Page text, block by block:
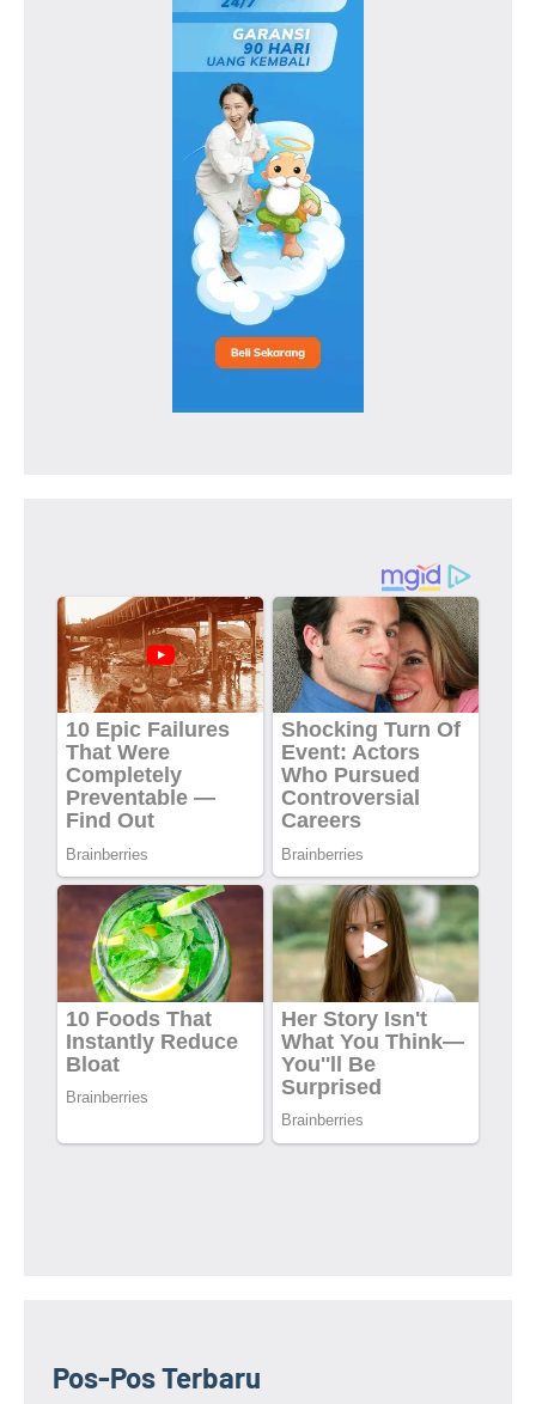
Pos-Pos Terbaru